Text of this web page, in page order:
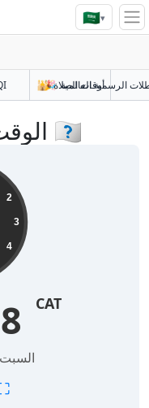
🇸🇦▾
🕌 أوقات الصلاة🎉
الوقت الحالي في السودان 🇸🇩
2
3
4
CAT
السبت، 8